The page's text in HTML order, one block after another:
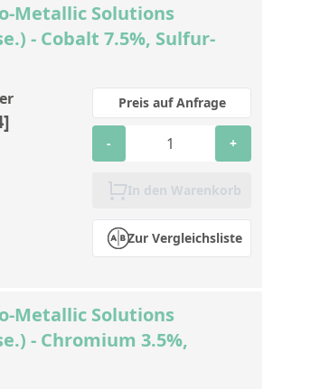
Metallic Solutions
- Cobalt 7.5%, Sulfur-
Zur Vergleichsliste
Preis auf Anfrage
- +
In den Warenkorb
Metallic Solutions
- Chromium 3.5%,